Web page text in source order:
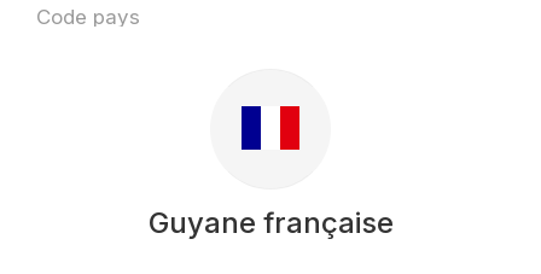
Code pays
Guyane française